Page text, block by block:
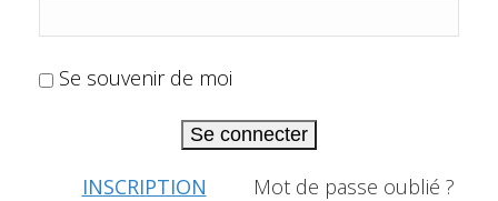
Se souvenir de moi
Se connecter
INSCRIPTION Mot de passe oublié ?